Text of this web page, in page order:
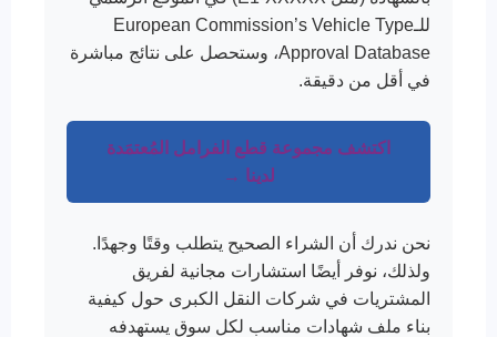
للـEuropean Commission’s Vehicle Type
Approval Database، وستحصل على نتائج مباشرة
في أقل من دقيقة.
اكتشف مجموعة قطع الفرامل المُعتمَدة
لدينا →
نحن ندرك أن الشراء الصحيح يتطلب وقتًا وجهدًا.
ولذلك، نوفر أيضًا استشارات مجانية لفريق
المشتريات في شركات النقل الكبرى حول كيفية
بناء ملف شهادات مناسب لكل سوق يستهدفه